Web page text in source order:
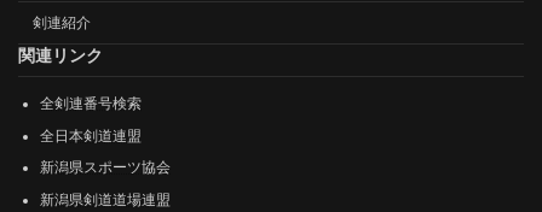
剣連紹介
関連リンク
全剣連番号検索
全日本剣道連盟
新潟県スポーツ協会
新潟県剣道道場連盟